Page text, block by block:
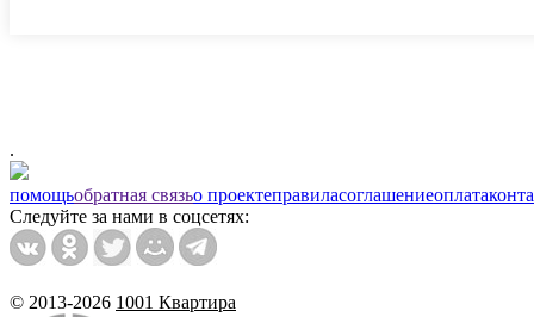
.
помощьобратная связьо проектеправиласоглашениеоплата
Следуйте за нами в соцсетях:
© 2013-2026 1001 Квартира